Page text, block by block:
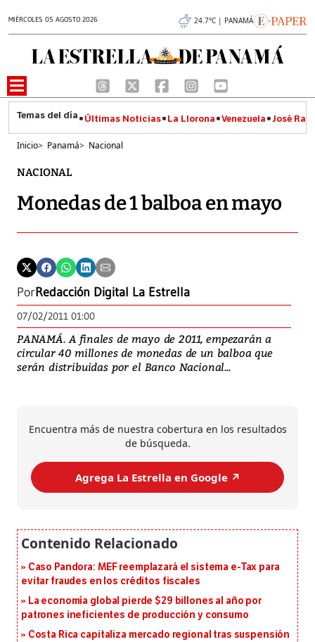
MIÉRCOLES 05 AGOSTO 2026 24.7°C | PANAMÁ
Últimas Noticias La Llorona Venezuela José
Inicio> Panamá> Nacional
NACIONAL
Monedas de 1 balboa en mayo
PorRedacción Digital La Estrella
07/02/2011 01:00
PANAMÁ. A finales de mayo de 2011, empezarán a
circular 40 millones de monedas de un balboa que
serán distribuidas por el Banco Nacional...
Encuentra más de nuestra cobertura en los resultados
de búsqueda.
Agrega La Estrella en Google ↗️
Caso Pandora: MEF reemplazará el sistema e-Tax para
evitar fraudes en los créditos fiscales
La economía global pierde $29 billones al año por
patrones ineficientes de producción y consumo
Costa Rica capitaliza mercado regional tras suspensión